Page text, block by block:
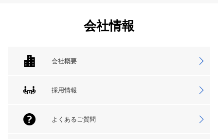
会社情報
会社概要
採用情報
よくあるご質問